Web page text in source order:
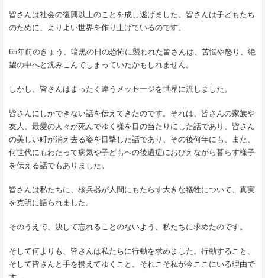
皆さんは社会の復興以上のことを成し遂げました。皆さんは子どもたち
のために、よりよい世界を作り上げているのです。
65年前のきょう、暗黒の日の恐怖に襲われた皆さんは、苦悩や怒り、絶
望の中へと沈みこんでしまっていたかもしれません。
しかし、皆さんはまったく違うメッセージを世界に流しました。
皆さんにしかできない話を伝えてきたのです。それは、皆さんの家族や
友人、最愛の人々が死んでゆく様を目の当たりにした話であり、皆さん
の美しい町が消え去る姿を目撃した話であり、その後何年にも、また、
何世代にもわたって病気や子どもへの後遺症におびえながら暮らす様子
を伝える話でもありました。
皆さんは私たちに、核兵器が人間にもたらす大きな犠牲について、真実
を克明に語られました。
そのうえで、決して忘れることのないよう、私たちに求めたのです。
そして何よりも、皆さんは私たちに行動を求めました。行動すること、
そして皆さんと手を携えてゆくこと。それこそ私が今ここにいる理由で